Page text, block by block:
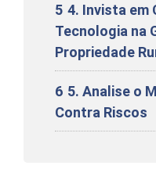
5 4. Invista em
Tecnologia na
Propriedade
6 5. Analise o
Contra Riscos